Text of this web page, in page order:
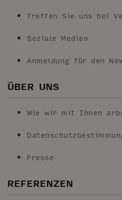
Treffen Sie uns bei
Soziale Medien
Anmeldung für den
ÜBER UNS
Wie wir mit Ihnen
Presse
REFERENZEN